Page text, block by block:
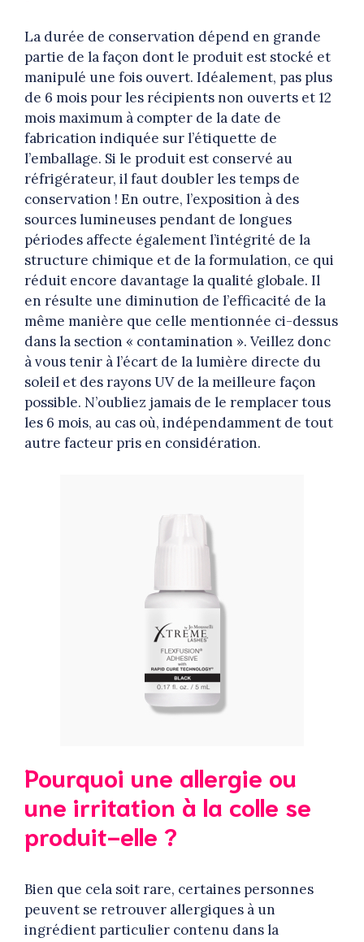
La durée de conservation dépend en grande
partie de la façon dont le produit est stocké et
manipulé une fois ouvert. Idéalement, pas plus
de 6 mois pour les récipients non ouverts et 12
mois maximum à compter de la date de
fabrication indiquée sur l’étiquette de
l’emballage. Si le produit est conservé au
réfrigérateur, il faut doubler les temps de
conservation ! En outre, l’exposition à des
sources lumineuses pendant de longues
périodes affecte également l’intégrité de la
structure chimique et de la formulation, ce qui
réduit encore davantage la qualité globale. Il
en résulte une diminution de l’efficacité de la
même manière que celle mentionnée ci-dessus
dans la section « contamination ». Veillez donc
à vous tenir à l’écart de la lumière directe du
soleil et des rayons UV de la meilleure façon
possible. N’oubliez jamais de le remplacer tous
les 6 mois, au cas où, indépendamment de tout
autre facteur pris en considération.
Pourquoi une allergie ou
une irritation à la colle se
produit-elle ?
Bien que cela soit rare, certaines personnes
peuvent se retrouver allergiques à un
ingrédient particulier contenu dans la